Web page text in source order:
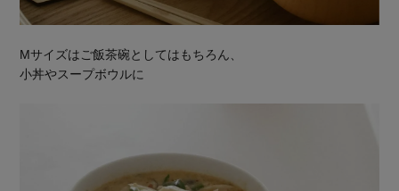
Mサイズはご飯茶碗としてはもちろん、
小丼やスープボウルに